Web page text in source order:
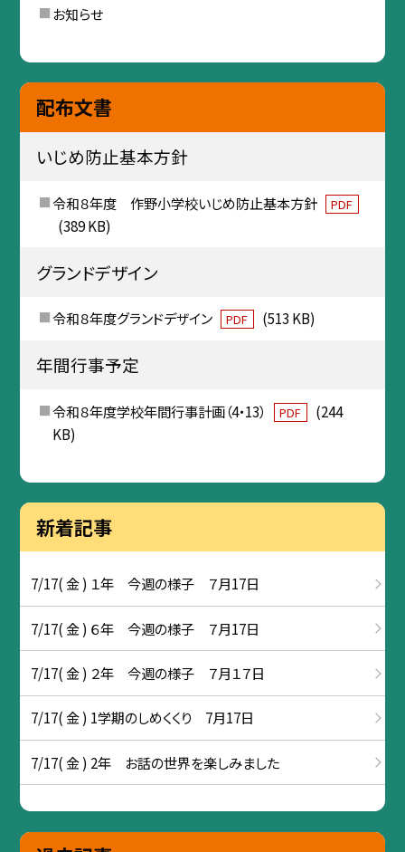
お知らせ
配布文書
いじめ防止基本方針
令和８年度 作野小学校いじめ防止基本方針 PDF
(389 KB)
グランドデザイン
令和８年度グランドデザイン PDF (513 KB)
年間行事予定
令和８年度学校年間行事計画（4・13） PDF
(244
KB)
新着記事
7/17( 金 ) １年 今週の様子 ７月17日
7/17( 金 ) ６年 今週の様子 ７月17日
7/17( 金 ) ２年 今週の様子 ７月１７日
7/17( 金 ) 1学期のしめくくり 7月17日
7/17( 金 ) 2年 お話の世界を楽しみました